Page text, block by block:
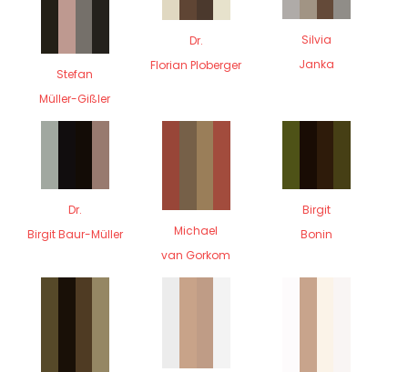
Stefan
Müller-Gißler
Dr.
Florian Ploberger
Silvia
Janka
Dr.
Birgit Baur-Müller
Michael
van Gorkom
Birgit
Bonin